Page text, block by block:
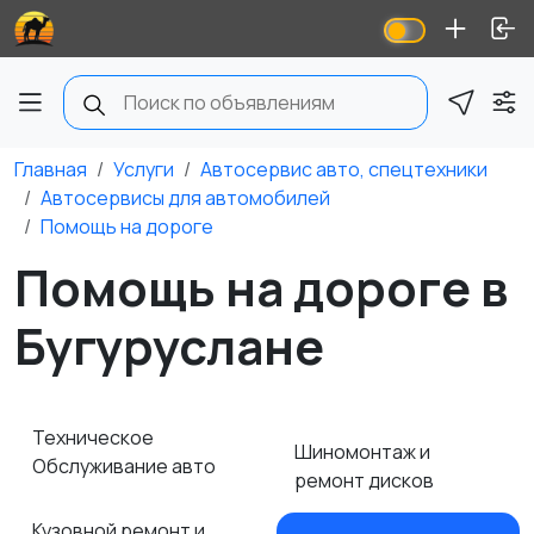
Главная Услуги
Автосервис авто, спецтехники
Автосервисы для автомобилей
Помощь на дороге
Помощь на дороге в
Бугуруслане
Техническое
Обслуживание авто
Шиномонтаж и
ремонт дисков